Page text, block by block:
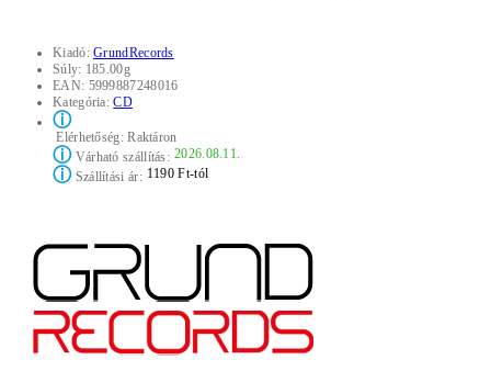
Kiadó:GrundRecords
Súly: 185.00g
EAN: 5999887248016
Kategória:CD
ⓘ
Elérhetőség:Raktáron
ⓘVárható szállítás: 2026.08.11.
ⓘSzállítási ár: 1190 Ft-tól